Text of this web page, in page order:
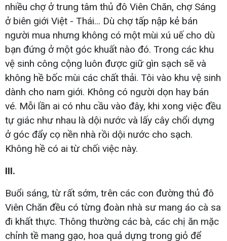
nhiều chợ ở trung tâm thủ đô Viên Chăn, chợ Sáng
ở biên giới Việt - Thái... Dù chợ tấp nập kẻ bán
người mua nhưng không có một mùi xú uế cho dù
bạn đứng ở một góc khuất nào đó. Trong các khu
vệ sinh công cộng luôn được giữ gìn sạch sẽ và
không hề bốc mùi các chất thải. Tôi vào khu vệ sinh
dành cho nam giới. Không có người dọn hay bán
vé. Mỗi lần ai có nhu cầu vào đây, khi xong việc đều
tự giác như nhau là dội nước và lấy cây chổi dựng
ở góc đẩy cọ nền nhà rồi dội nước cho sạch.
Không hề có ai từ chối việc này.
III.
Buổi sáng, từ rất sớm, trên các con đường thủ đô
Viên Chăn đều có từng đoàn nhà sư mang áo cà sa
đi khất thực. Thông thường các bà, các chị ăn mặc
chỉnh tề mang gạo, hoa quả dựng trong giỏ để